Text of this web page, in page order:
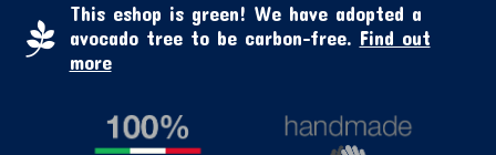
This eshop is green! We have adopted a
avocado tree to be carbon-free. Find out
more